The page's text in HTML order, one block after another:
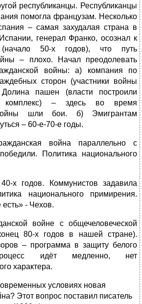
республиканцы. Республиканцы
помогла французам. Несколько
– самая захудалая страна в
генерал Франко, осознал к
50-х годов), что путь
– плохо. Начал преодолевать
войны: а) компания по
сторон (участники войны
Долина пашен (власти построили
комплекс) – здесь во время
шли бои. б) Эмигрантам
– 60-е-70-е годы.
война параллельно с
Политика национального
х годов. Коммунистов задавила
национального примирения.
есть» - Чехов.
войне с общечеловеческой
80-х годов в нашей стране).
– программа в защиту белого
идёт медленно, нет
характера.
условиях новая
Этот вопрос поставил писатель